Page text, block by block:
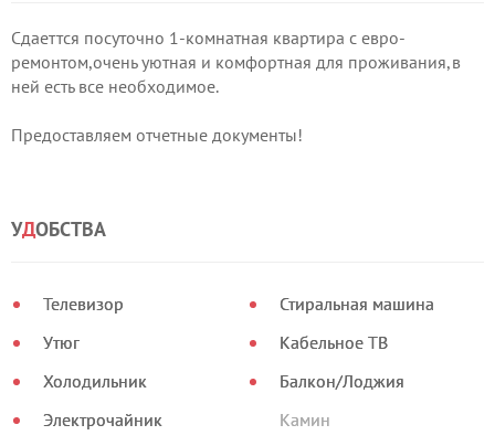
Сдаеттся посуточно 1-комнатная квартира с евро-
ремонтом,очень уютная и комфортная для проживания,в
ней есть все необходимое.
Предоставляем отчетные документы!
УДОБСТВА
Телевизор
Утюг
Холодильник
Электрочайник
Стиральная машина
Кабельное ТВ
Балкон/Лоджия
Камин